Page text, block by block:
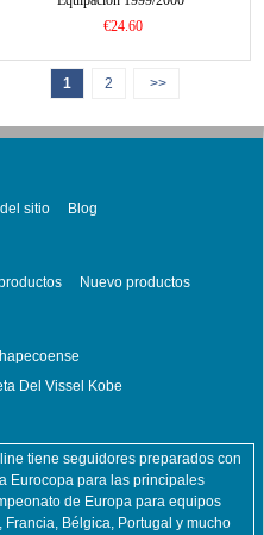
€24.60
1 2 >>
sitio Blog
Nuevo productos
Del Vissel Kobe
tiene seguidores preparados con
Eurocopa para las principales
de Europa para equipos
Bélgica, Portugal y mucho